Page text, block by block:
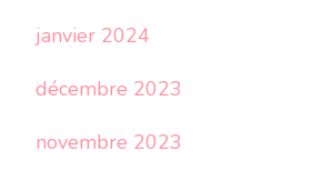
janvier 2024
décembre 2023
novembre 2023